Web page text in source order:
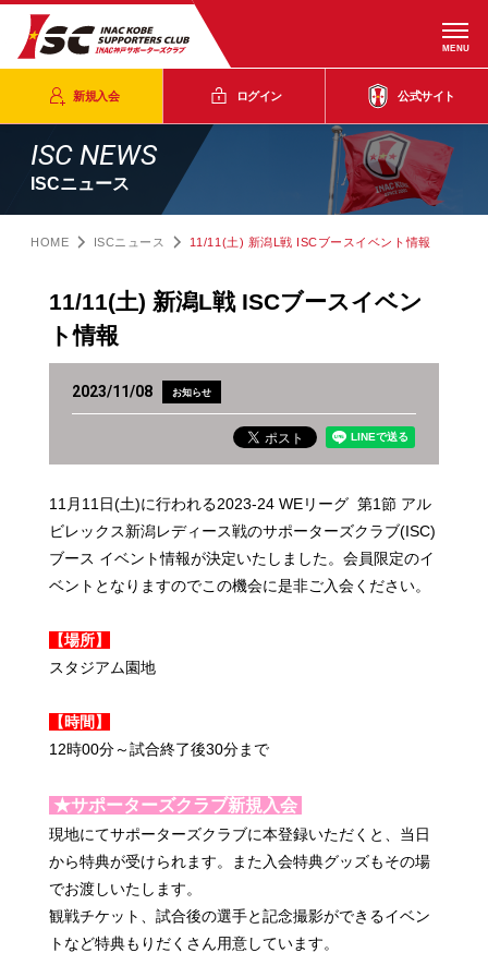
MENU
新規入会 ログイン 公式サイト
ISC NEWS
ISCニュース
HOME ISCニュース 11/11(土) 新潟L戦 ISCブースイベント情報
11/11(土) 新潟L戦 ISCブースイベン
ト情報
2023/11/08 お知らせ
11月11日(土)に行われる2023-24 WEリーグ 第1節 アル
ビレックス新潟レディース戦のサポーターズクラブ(ISC)
ブース イベント情報が決定いたしました。会員限定のイ
ベントとなりますのでこの機会に是非ご入会ください。
【場所】
スタジアム園地
【時間】
12時00分～試合終了後30分まで
★サポーターズクラブ新規入会
現地にてサポーターズクラブに本登録いただくと、当日
から特典が受けられます。また入会特典グッズもその場
でお渡しいたします。
観戦チケット、試合後の選手と記念撮影ができるイベン
トなど特典もりだくさん用意しています。